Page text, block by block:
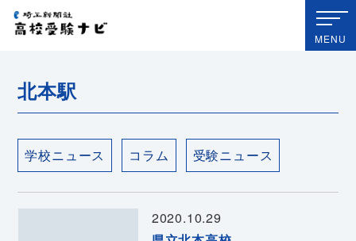
埼玉新聞社 高校受験ナビ
MENU
北本駅
学校ニュース コラム 受験ニュース
2020.10.29